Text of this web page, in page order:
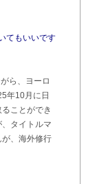
てもいいです
ら、ヨーロ
年10月に日
ことができ
タイトルマ
、海外修行